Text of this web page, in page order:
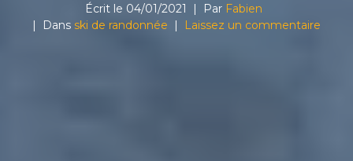
Écrit le 04/01/2021 Par Fabien
Dans ski de randonnée Laissez un commentaire